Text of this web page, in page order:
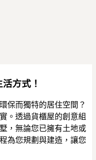
方式！
保而獨特的居住空間？
。透過貨櫃屋的創意組
，無論您已擁有土地或
為您規劃與建造，讓您